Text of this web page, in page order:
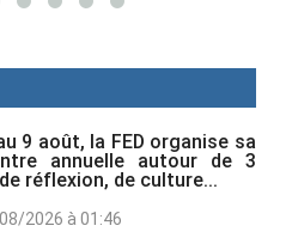
9 août, la FED organise sa
annuelle autour de 3
réflexion, de culture...
2026 à 01:46